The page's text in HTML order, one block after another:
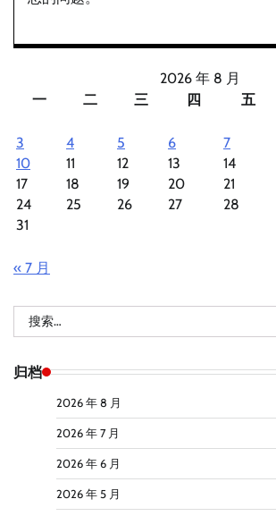
2026 年 8 月
一
二 三 四 五
3
4 5 6 7
10
11 12 13 14
17
18 19 20 21
24
25 26 27 28
31
« 7 月
索：
归档
2026 年 8 月
2026 年 7 月
2026 年 6 月
2026 年 5 月